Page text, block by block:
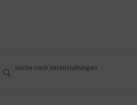
Veranstaltungen
Suche
Schlüsselwort